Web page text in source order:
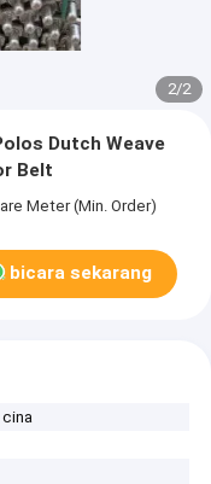
2/2
Dutch Weave
Belt
Meter (Min. Order)
bicara sekarang
cina